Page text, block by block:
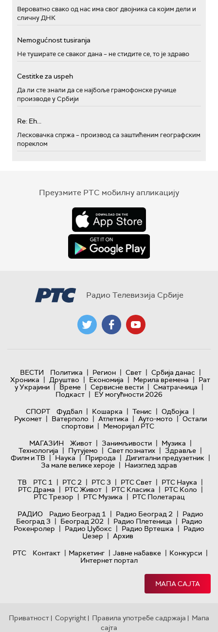
Вероватно свако од нас има свог двојника са којим дели и
сличну ДНК
Nemogućnost tusiranja
Не туширате се сваког дана – не стидите се, то је здраво
Cestitke za uspeh
Да ли сте знали да се најбоље грамофонске ручице
производе у Србији
Re: Eh...
Лесковачка спржа – производ са заштићеним географским
пореклом
Преузмите РТС мобилну апликацију
Радио Телевизија Србије
ВЕСТИ Политика | Регион | Свет | Србија данас |
Хроника | Друштво | Економија | Мерила времена | Рат
у Украјини | Време | Сервисне вести | Сматрачница |
Подкаст | ЕУ могућности 2026
СПОРТ
Фудбал | Кошарка | Тенис | Одбојка |
Рукомет | Ватерполо | Атлетика | Ауто-мото | Остали
спортови | Меморијал РТС
МАГАЗИН
Живот | Занимљивости | Музика |
Технологијa | Путујемо | Свет познатих | Здравље |
Филм и ТВ | Наука | Природа | Дигитални предузетник |
За мале велике хероје | Наизглед здрав
ТВ
РТС 1 | РТС 2 | РТС 3 | РТС Свет | РТС Наука |
РТС Драма | РТС Живот | РТС Класика | РТС Коло |
РТС Трезор | РТС Музика | РТС Полетарац
РАДИО
Радио Београд 1 | Радио Београд 2 | Радио
Београд 3 | Београд 202 | Радио Плетеница | Радио
Рокенролер | Радио Џубокс | Радио Вртешка | Радио
Џезер | Архив
РТС
Контакт | Маркетинг | Јавне набавке | Конкурси |
Интернет портал
МАПА САЈТА
Приватност | Copyright | Правила употребе садржаја | Мапа
сајта